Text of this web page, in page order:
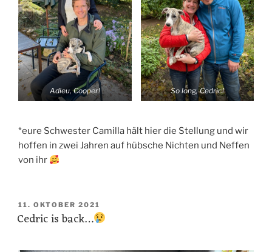
Adieu, Cooper! So long, Cedric!
*eure Schwester Camilla hält hier die Stellung und wir
hoffen in zwei Jahren auf hübsche Nichten und Neffen
von ihr
VERÖFFENTLICHT
AM
11. OKTOBER 2021
Cedric is back…